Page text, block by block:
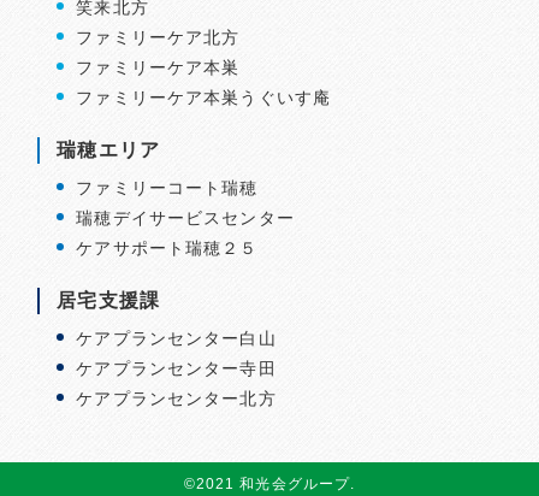
笑来北方
ファミリーケア北方
ファミリーケア本巣
ファミリーケア本巣うぐいす庵
瑞穂エリア
ファミリーコート瑞穂
瑞穂デイサービスセンター
ケアサポート瑞穂２５
居宅支援課
ケアプランセンター白山
ケアプランセンター寺田
ケアプランセンター北方
©2021 和光会グループ.